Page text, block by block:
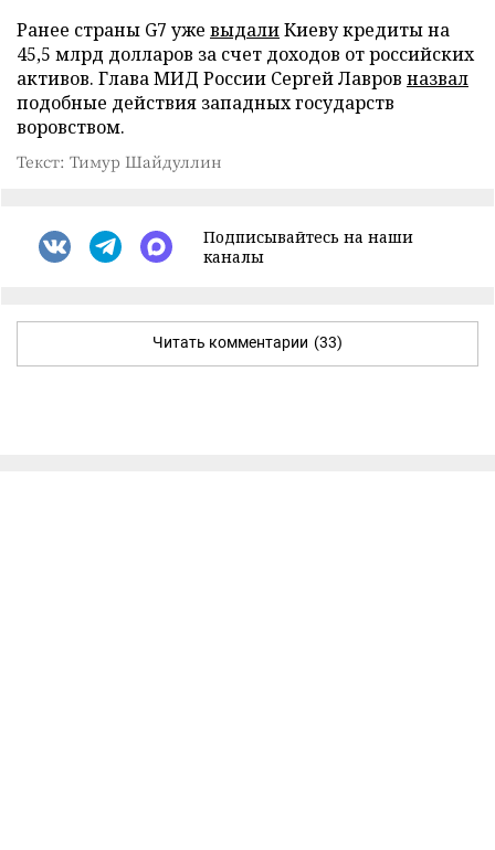
Ранее страны G7 уже выдалиКиеву кредиты на
45,5 млрд долларов за счет доходов от российских
активов. Глава МИД России Сергей Лавров назвал
подобные действия западных государств
воровством.
Текст: Тимур Шайдуллин
Подписывайтесь на наши
каналы
Читать комментарии (33)